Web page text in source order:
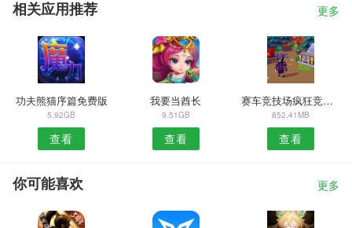
相关应用推荐 更多
功夫熊猫序篇免费版
5.92GB
查看
我要当酋长
9.51GB
查看
赛车竞技场疯狂竞速3D
852.41MB
查看
你可能喜欢 更多